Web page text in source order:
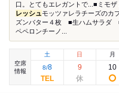
口。とてもエレガントで...■ミモ
レッシュ モッツァレラチーズのカ
ズンバター４枚 ■生ハムサラダ
ペペロンチーノ...
空席
情報
土
8/8
日
9
月
10